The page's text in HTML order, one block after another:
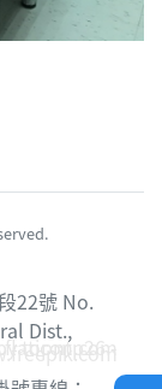
22號 No.
Dist.,
topntp26 -